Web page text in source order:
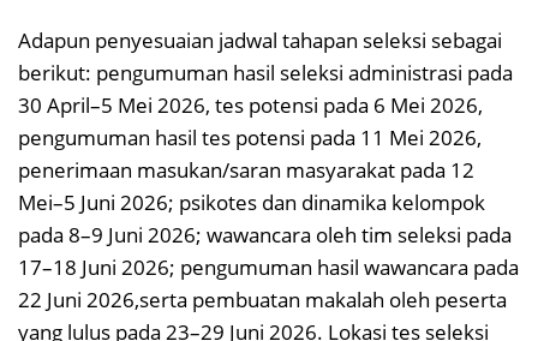
Adapun penyesuaian jadwal tahapan seleksi sebagai
berikut: pengumuman hasil seleksi administrasi pada
30 April–5 Mei 2026, tes potensi pada 6 Mei 2026,
pengumuman hasil tes potensi pada 11 Mei 2026,
penerimaan masukan/saran masyarakat pada 12
Mei–5 Juni 2026; psikotes dan dinamika kelompok
pada 8–9 Juni 2026; wawancara oleh tim seleksi pada
17–18 Juni 2026; pengumuman hasil wawancara pada
22 Juni 2026,serta pembuatan makalah oleh peserta
yang lulus pada 23–29 Juni 2026. Lokasi tes seleksi